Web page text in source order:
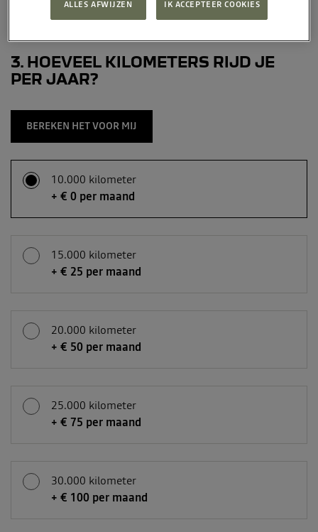
3 HOEVEEL KILOMETERS RIJD JE
PER JAAR?
BEREKEN HET VOOR MIJ
10.000 kilometer
+ € 0 per maand
15.000 kilometer
+ € 25 per maand
20.000 kilometer
+ € 50 per maand
25.000 kilometer
+ € 75 per maand
30.000 kilometer
+ € 100 per maand
ALLES AFWIJZEN IK ACCEPTEER COOKIES